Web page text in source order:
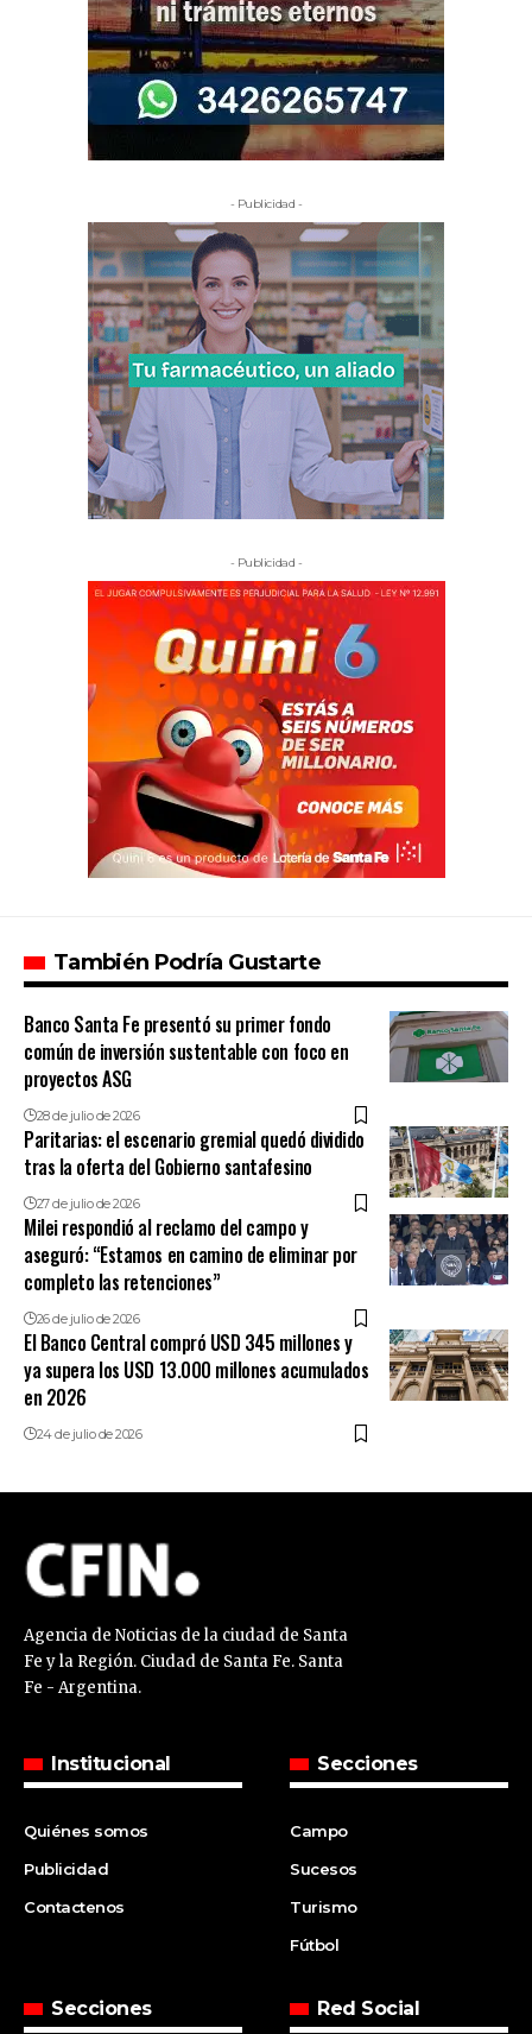
- Publicidad -
- Publicidad -
También Podría Gustarte
Banco Santa Fe presentó su primer fondo
común de inversión sustentable con foco en
proyectos ASG
28 de julio de 2026
Paritarias: el escenario gremial quedó dividido
tras la oferta del Gobierno santafesino
27 de julio de 2026
Milei respondió al reclamo del campo y
aseguró: “Estamos en camino de eliminar por
completo las retenciones”
26 de julio de 2026
El Banco Central compró USD 345 millones y
ya supera los USD 13.000 millones acumulados
en 2026
24 de julio de 2026
Agencia de Noticias de la ciudad de Santa
Fe y la Región. Ciudad de Santa Fe. Santa
Fe - Argentina.
Institucional
Quiénes somos
Publicidad
Contactenos
Secciones
Campo
Sucesos
Turismo
Fútbol
Secciones Red Social